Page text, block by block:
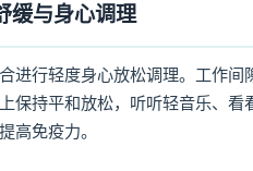
缓与身心调理
进行轻度身心放松调理。工作
保持平和放松，听听轻音乐、
高免疫力。